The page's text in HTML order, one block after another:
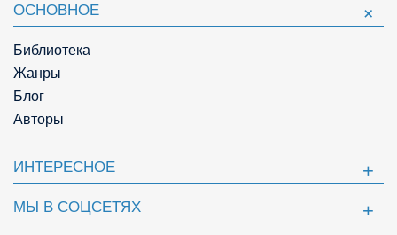
ОСНОВНОЕ
Библиотека
Жанры
Блог
Авторы
ИНТЕРЕСНОЕ
МЫ В СОЦСЕТЯХ